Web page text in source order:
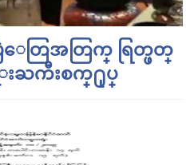
ေတြအတြက္ ရြတ္ဖတ္
ႀကီးစက္႐ုပ္